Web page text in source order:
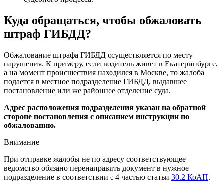
Куда обращаться, чтобы обжаловать
штраф ГИБДД?
Обжалование штрафа ГИБДД осуществляется по месту
нарушения. К примеру, если водитель живет в Екатеринбурге,
а на момент происшествия находился в Москве, то жалоба
подается в местное подразделение ГИБДД, выдавшее
постановление или же районное отделение суда.
Адрес расположения подразделения указан на обратной
стороне постановления с описанием инструкции по
обжалованию.
Внимание
При отправке жалобы не по адресу соответствующее
ведомство обязано перенаправить документ в нужное
подразделение в соответствии с 4 частью статьи 30.2 КоАП.